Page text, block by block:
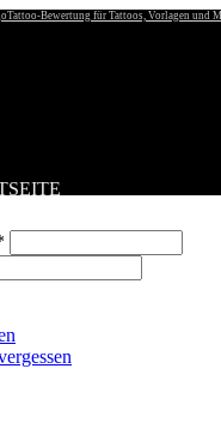
Tattoo-Bewertung für Tattoos, Vorlagen und
TATTOOS
TATTOOS